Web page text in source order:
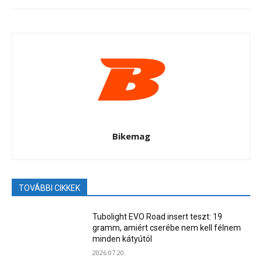
Bikemag
TOVÁBBI CIKKEK
Tubolight EVO Road insert teszt: 19
gramm, amiért cserébe nem kell félnem
minden kátyútól
2026.07.20.